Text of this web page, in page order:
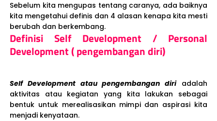
Sebelum kita mengupas tentang caranya, ada baiknya
kita mengetahui definis dan 4 alasan kenapa kita mesti
berubah dan berkembang.
Definisi Self Development / Personal
Development ( pengembangan diri)
Self Development atau pengembangan diriadalah
aktivitas atau kegiatan yang kita lakukan sebagai
bentuk untuk merealisasikan mimpi dan aspirasi kita
menjadi kenyataan.